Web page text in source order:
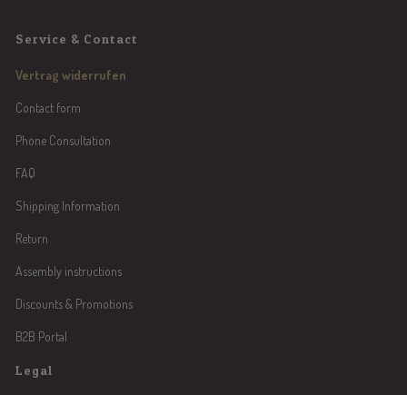
Service & Contact
Vertrag widerrufen
Contact form
Phone Consultation
FAQ
Shipping Information
Return
Assembly instructions
Discounts & Promotions
B2B Portal
Legal